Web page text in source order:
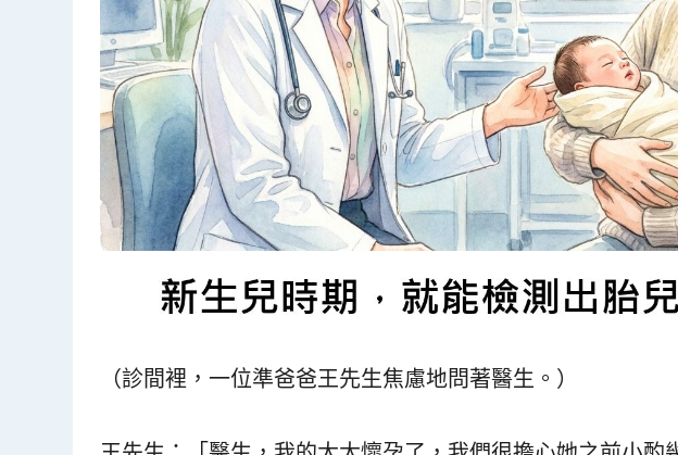
（診間裡，一位準爸爸王先生焦慮地問著醫生。）